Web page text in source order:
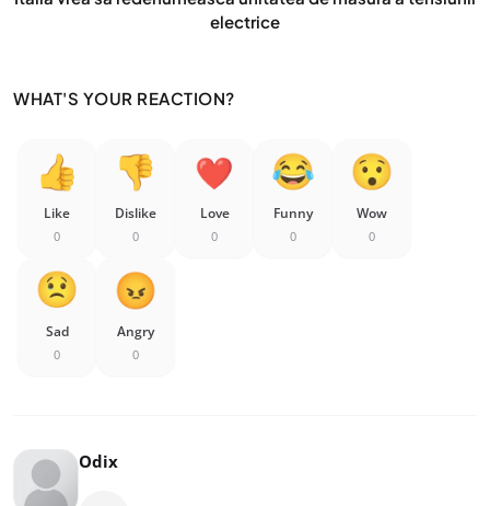
electrice
WHAT'S YOUR REACTION?
Like
0
Dislike
0
Love
0
Funny
0
Wow
0
Sad
0
Angry
0
Odix